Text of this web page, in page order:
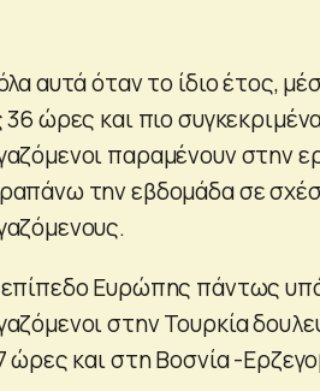
αυτά όταν το ίδιο έτος,
36 ώρες και πιο
παραμένουν στην
την εβδομάδα σε
Ευρώπης πάντως
στην Τουρκία
ώρες και στη Βοσνία -